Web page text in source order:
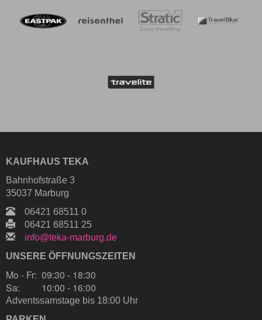
KAUFHAUS TEKA
Bahnhofstraße 3
35037 Marburg
06421 68511 0
06421 68511 25
info@teka-marburg.de
UNSERE ÖFFNUNGSZEITEN
Mo - Fr: 09:30 - 18:30
Sa:
10:00 - 16:00
Adventssamstage bis 18:00 Uhr